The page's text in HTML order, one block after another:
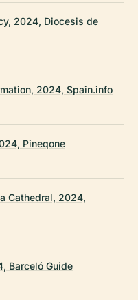
2024, Diocesis de
2024, Spain.info
Pineqone
Cathedral, 2024,
Barceló Guide